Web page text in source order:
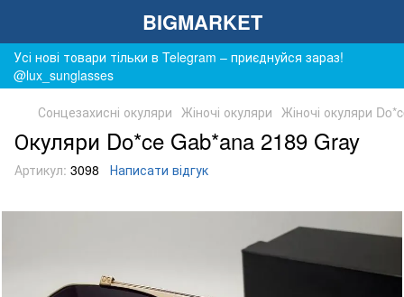
BIGMARKET
Усі нові товари тільки в Telegram – приєднуйся зараз!
@lux_sunglasses
Сонцезахисні окуляри Жіночі окуляри Жіночі окуляри
Окуляри Do*ce Gab*ana 2189 Gray
Артикул: 3098 Написати відгук